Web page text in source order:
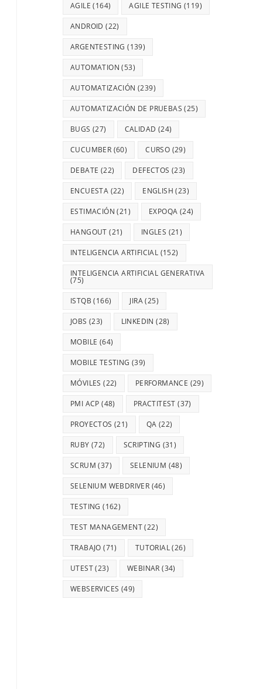
AGILE (164) AGILE TESTING (119)
ANDROID (22)
ARGENTESTING (139)
AUTOMATION (53)
AUTOMATIZACIÓN (239)
AUTOMATIZACIÓN DE PRUEBAS (25)
BUGS (27) CALIDAD (24)
CUCUMBER (60) CURSO (29)
DEBATE (22) DEFECTOS (23)
ENCUESTA (22) ENGLISH (23)
ESTIMACIÓN (21) EXPOQA (24)
HANGOUT (21) INGLES (21)
INTELIGENCIA ARTIFICIAL (152)
INTELIGENCIA ARTIFICIAL GENERATIVA
(75)
ISTQB (166) JIRA(25)
JOBS (23) LINKEDIN (28)
MOBILE (64)
MOBILE TESTING (39)
MÓVILES (22) PERFORMANCE (29)
PMI ACP (48) PRACTITEST (37)
PROYECTOS (21) QA (22)
RUBY (72) SCRIPTING (31)
SCRUM (37) SELENIUM (48)
SELENIUM WEBDRIVER (46)
TESTING (162)
TEST MANAGEMENT(22)
TRABAJO (71) TUTORIAL(26)
UTEST(23) WEBINAR (34)
WEBSERVICES (49)